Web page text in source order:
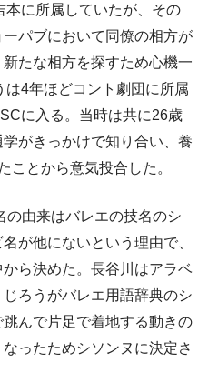
に所属していたが、その
パブにおいて同僚の相方が
たな相方を探すため心機一
4年ほどコント劇団に所属
に入る。当時は共に26歳
がきっかけで知り合い、養
ことから意気投合した。
の由来はバレエの技名のシ
が他にないという理由で、
ら決めた。長谷川はアラベ
ろうがバレエ用語辞典のシ
んで片足で着地する動きの
ったためシソンヌに決定さ